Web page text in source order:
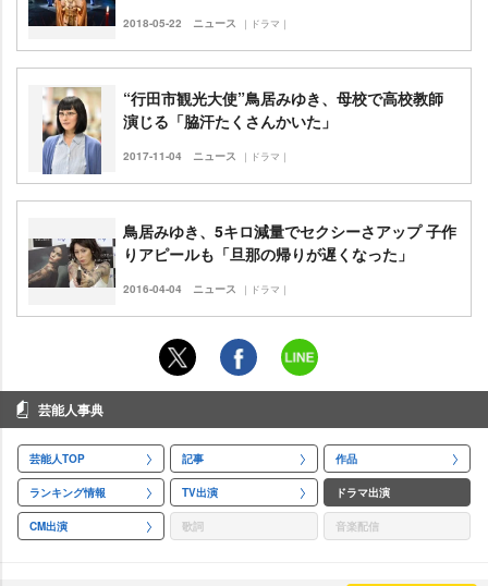
2018-05-22 ニュース ｜ドラマ｜
“行田市観光大使”鳥居みゆき、母校で高校教師
演じる「脇汗たくさんかいた」
2017-11-04 ニュース ｜ドラマ｜
鳥居みゆき、5キロ減量でセクシーさアップ 子作
りアピールも「旦那の帰りが遅くなった」
2016-04-04 ニュース ｜ドラマ｜
芸能人事典
芸能人TOP 記事 作品
ランキング情報 TV出演 ドラマ出演
CM出演 歌詞 音楽配信